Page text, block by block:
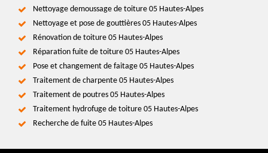
Nettoyage demoussage de toiture 05 Hautes-Alpes
Nettoyage et pose de gouttières 05 Hautes-Alpes
Rénovation de toiture 05 Hautes-Alpes
Réparation fuite de toiture 05 Hautes-Alpes
Pose et changement de faitage 05 Hautes-Alpes
Traitement de charpente 05 Hautes-Alpes
Traitement de poutres 05 Hautes-Alpes
Traitement hydrofuge de toiture 05 Hautes-Alpes
Recherche de fuite 05 Hautes-Alpes